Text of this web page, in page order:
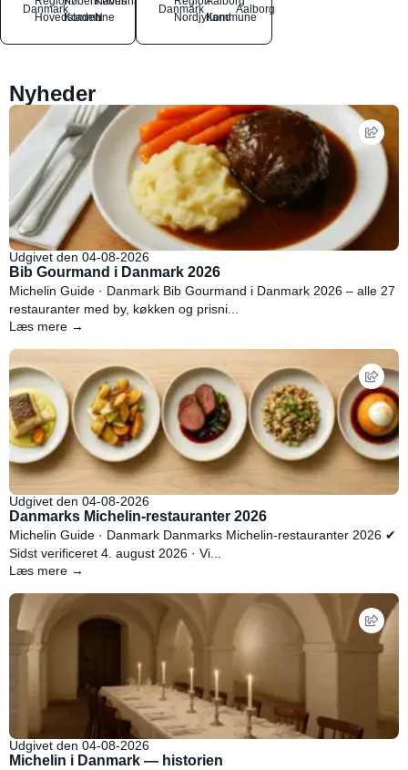
Danmark
Hovedstaden
Kommune
N
Danmark
NordjyllandKommune
Aalborg
Nyheder
Udgivet den 04-08-2026
Bib Gourmand i Danmark 2026
Michelin Guide · Danmark Bib Gourmand i Danmark 2026 – alle 27
restauranter med by, køkken og prisni...
Læs mere →
Udgivet den 04-08-2026
Danmarks Michelin-restauranter 2026
Michelin Guide · Danmark Danmarks Michelin-restauranter 2026 ✔
Sidst verificeret 4. august 2026 · Vi...
Læs mere →
Udgivet den 04-08-2026
Michelin i Danmark — historien